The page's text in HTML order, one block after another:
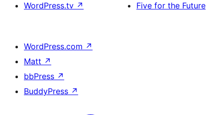
WordPress.tv ↗
Five for the Future
WordPress.com ↗
Matt ↗
bbPress ↗
BuddyPress ↗